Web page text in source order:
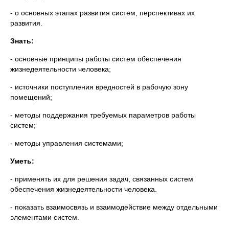
- о основных этапах развития систем, перспективах их
развития.
Знать:
- основные принципы работы систем обеспечения
жизнедеятельности человека;
- источники поступления вредностей в рабочую зону
помещений;
- методы поддержания требуемых параметров работы
систем;
- методы управления системами;
Уметь:
- применять их для решения задач, связанных систем
обеспечения жизнедеятельности человека.
- показать взаимосвязь и взаимодействие между отдельными
элементами систем.